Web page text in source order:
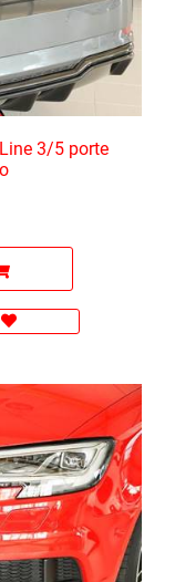
3/5 porte